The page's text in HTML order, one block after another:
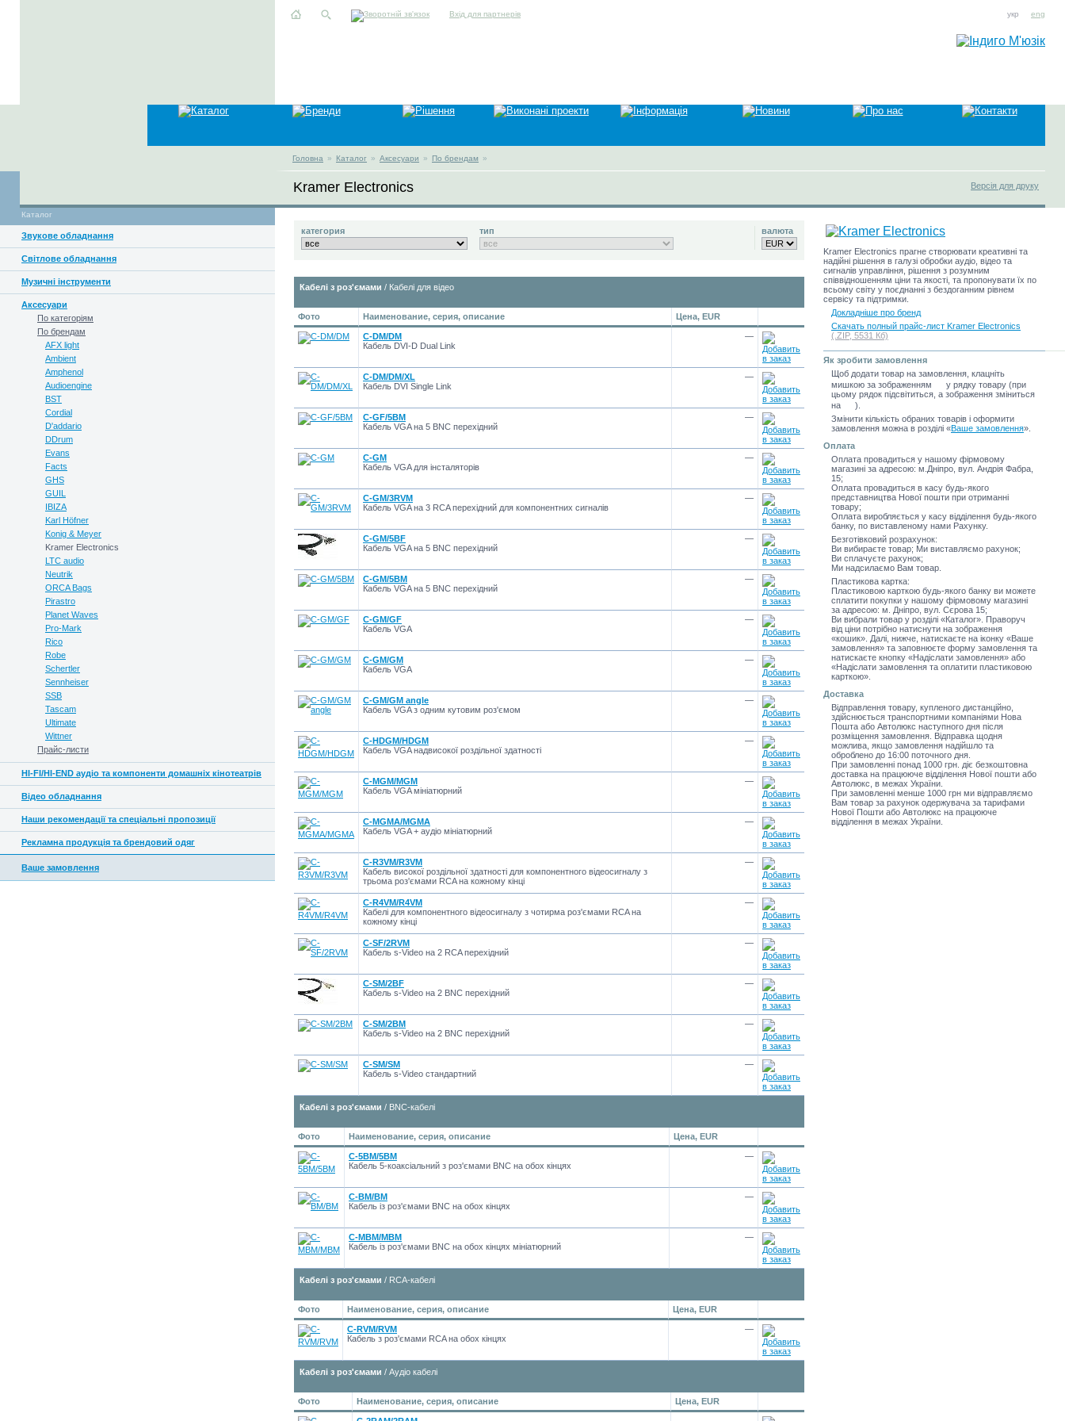
Вхід для партнерів укр eng
Головна » Каталог » Аксесуари » По брендам »
Kramer Electronics Версія для друку
Каталог
Звукове обладнання
Світлове обладнання
Музичні інструменти
Аксесуари
По категоріям
По брендам
AFX light
Ambient
Amphenol
Audioengine
BST
Cordial
D'addario
DDrum
Evans
Facts
GHS
GUIL
IBIZA
Karl Höfner
Konig & Meyer
Kramer Electronics
LTC audio
Neutrik
ORCA Bags
Pirastro
Planet Waves
Pro-Mark
Rico
Robe
Schertler
Sennheiser
SSB
Tascam
Ultimate
Wittner
Прайс-листи
HI-FI/HI-END аудіо та компоненти домашніх кінотеатрів
Відео обладнання
Наши рекомендації та спеціальні пропозиції
Рекламна продукція та брендовий одяг
Ваше замовлення
валюта
категория тип
Кабелі з роз'ємами / Кабелі для відео
Фото Наименование, серия, описание Цена, EUR
C-DM/DM
Кабель DVI-D Dual Link
—
C-DM/DM/XL
Кабель DVI Single Link
—
C-GF/5BM
Кабель VGA на 5 BNC перехідний
—
C-GM
Кабель VGA для інсталяторів
—
C-GM/3RVM
Кабель VGA на 3 RCA перехідний для компонентних сигналів
—
C-GM/5BF
Кабель VGA на 5 BNC перехідний
—
C-GM/5BM
Кабель VGA на 5 BNC перехідний
—
C-GM/GF
Кабель VGA
—
C-GM/GM
Кабель VGA
—
C-GM/GM angle
Кабель VGA з одним кутовим роз'ємом
—
C-HDGM/HDGM
Кабель VGA надвисокої роздільної здатності
—
C-MGM/MGM
Кабель VGA мініатюрний
—
C-MGMA/MGMA
Кабель VGA + аудіо мініатюрний
—
C-R3VM/R3VM
Кабель високої роздільної здатності для компонентного відеосигналу з
трьома роз'ємами RCA на кожному кінці
—
C-R4VM/R4VM
Кабелі для компонентного відеосигналу з чотирма роз'ємами RCA на
кожному кінці
—
C-SF/2RVM
Кабель s-Video на 2 RCA перехідний
—
C-SM/2BF
Кабель s-Video на 2 BNC перехідний
—
C-SM/2BM
Кабель s-Video на 2 BNC перехідний
—
C-SM/SM
Кабель s-Video стандартний
—
Кабелі з роз'ємами / BNC-кабелі
Фото Наименование, серия, описание Цена, EUR
C-5BM/5BM
Кабель 5-коаксіальний з роз'ємами BNC на обох кінцях
—
C-BM/BM
Кабель із роз'ємами BNC на обох кінцях
—
C-MBM/MBM
Кабель із роз'ємами BNC на обох кінцях мініатюрний
—
Кабелі з роз'ємами / RCA-кабелі
Фото Наименование, серия, описание Цена, EUR
C-RVM/RVM
Кабель з роз'ємами RCA на обох кінцях
—
Кабелі з роз'ємами / Аудіо кабелі
Фото Наименование, серия, описание Цена, EUR
Kramer Electronics прагне створювати креативні та
надійні рішення в галузі обробки аудіо, відео та
сигналів управління, рішення з розумним
співвідношенням ціни та якості, та пропонувати їх по
всьому світу у поєднанні з бездоганним рівнем
сервісу та підтримки.
Докладніше про бренд
Скачать полный прайс-лист Kramer Electronics
(.ZIP, 5531 Кб)
Як зробити замовлення
Щоб додати товар на замовлення, клацніть
мишкою за зображенням
у рядку товару (при
цьому рядок підсвітиться, а зображення зміниться
на
).
Змінити кількість обраних товарів і оформити
замовлення можна в розділі «Ваше замовлення»
Оплата
Оплата провадиться у нашому фірмовому
магазині за адресою: м.Дніпро, вул. Андрія Фабра,
15;
Оплата провадиться в касу будь-якого
представництва Нової пошти при отриманні
товару;
Оплата виробляється у касу відділення будь-якого
банку, по виставленому нами Рахунку.
Безготівковий розрахунок:
Ви вибираєте товар; Ми виставляємо рахунок;
Ви сплачуєте рахунок;
Ми надсилаємо Вам товар.
Пластикова картка:
Пластиковою карткою будь-якого банку ви можете
сплатити покупки у нашому фірмовому магазині
за адресою: м. Дніпро, вул. Сєрова 15;
Ви вибрали товар у розділі «Каталог». Праворуч
від ціни потрібно натиснути на зображення
«кошик». Далі, нижче, натискаєте на іконку «Ваше
замовлення» та заповнюєте форму замовлення та
натискаєте кнопку «Надіслати замовлення» або
«Надіслати замовлення та оплатити пластиковою
карткою».
Доставка
Відправлення товару, купленого дистанційно,
здійснюється транспортними компаніями Нова
Пошта або Автолюкс наступного дня після
розміщення замовлення. Відправка щодня
можлива, якщо замовлення надійшло та
оброблено до 16:00 поточного дня.
При замовленні понад 1000 грн. діє безкоштовна
доставка на працююче відділення Нової пошти або
Автолюкс, в межах України.
При замовленні менше 1000 грн ми відправляємо
Вам товар за рахунок одержувача за тарифами
Нової Пошти або Автолюкс на працююче
відділення в межах України.